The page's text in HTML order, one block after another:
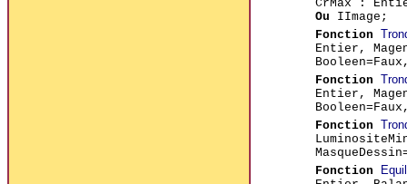
CrMax :
Ou IImage;
Fonction
Entier,
Fonction
Entier,
Fonction
Fonction